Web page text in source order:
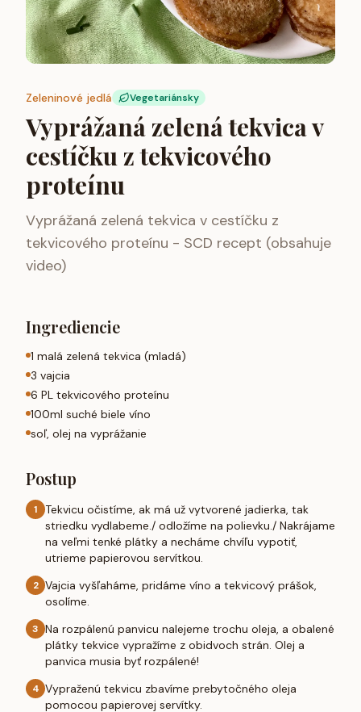
Zeleninové jedlá Vegetariánsky
Vyprážaná zelená tekvica v
cestíčku z tekvicového
proteínu
Vyprážaná zelená tekvica v cestíčku z
tekvicového proteínu - SCD recept (obsahuje
video)
Ingrediencie
1 malá zelená tekvica (mladá)
3 vajcia
6 PL tekvicového proteínu
100ml suché biele víno
soľ, olej na vyprážanie
Postup
1
Tekvicu očistíme, ak má už vytvorené jadierka, tak
striedku vydlabeme./ odložíme na polievku./ Nakrájame
na veľmi tenké plátky a necháme chvíľu vypotiť,
utrieme papierovou servítkou.
2 Vajcia vyšľaháme, pridáme víno a tekvicový prášok,
osolíme.
3 Na rozpálenú panvicu nalejeme trochu oleja, a obalené
plátky tekvice vypražíme z obidvoch strán. Olej a
panvica musia byť rozpálené!
4 Vypraženú tekvicu zbavíme prebytočného oleja
pomocou papierovej servítky.